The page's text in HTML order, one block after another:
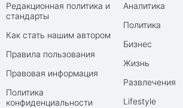
Редакционная политика и
стандарты
Как стать нашим автором
Правила пользования
Правовая информация
Политика
конфиденциальности
Аналитика
Политика
Бизнес
Жизнь
Развлечения
Lifestyle